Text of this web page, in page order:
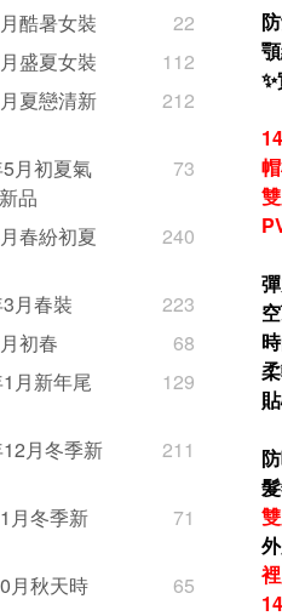
酷暑女裝
22
盛夏女裝
112
夏戀清新
212
月初夏氣
品
73
春紛初夏
240
月春裝
223
初春
68
月新年尾
129
月冬季新
211
月冬季新
71
月秋天時
65